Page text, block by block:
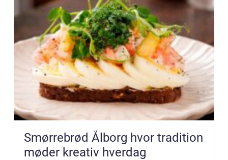
Smørrebrød Ålborg hvor tradition
møder kreativ hverdag